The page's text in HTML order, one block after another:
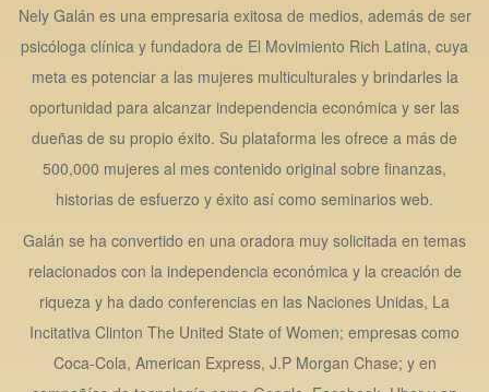
Nely Galán es una empresaria exitosa de medios, además de ser
psicóloga clínica y fundadora de El Movimiento Rich Latina, cuya
meta es potenciar a las mujeres multiculturales y brindarles la
oportunidad para alcanzar independencia económica y ser las
dueñas de su propio éxito. Su plataforma les ofrece a más de
500,000 mujeres al mes contenido original sobre finanzas,
historias de esfuerzo y éxito así como seminarios web.
Galán se ha convertido en una oradora muy solicitada en temas
relacionados con la independencia económica y la creación de
riqueza y ha dado conferencias en las Naciones Unidas, La
Incitativa Clinton The United State of Women; empresas como
Coca-Cola, American Express, J.P Morgan Chase; y en